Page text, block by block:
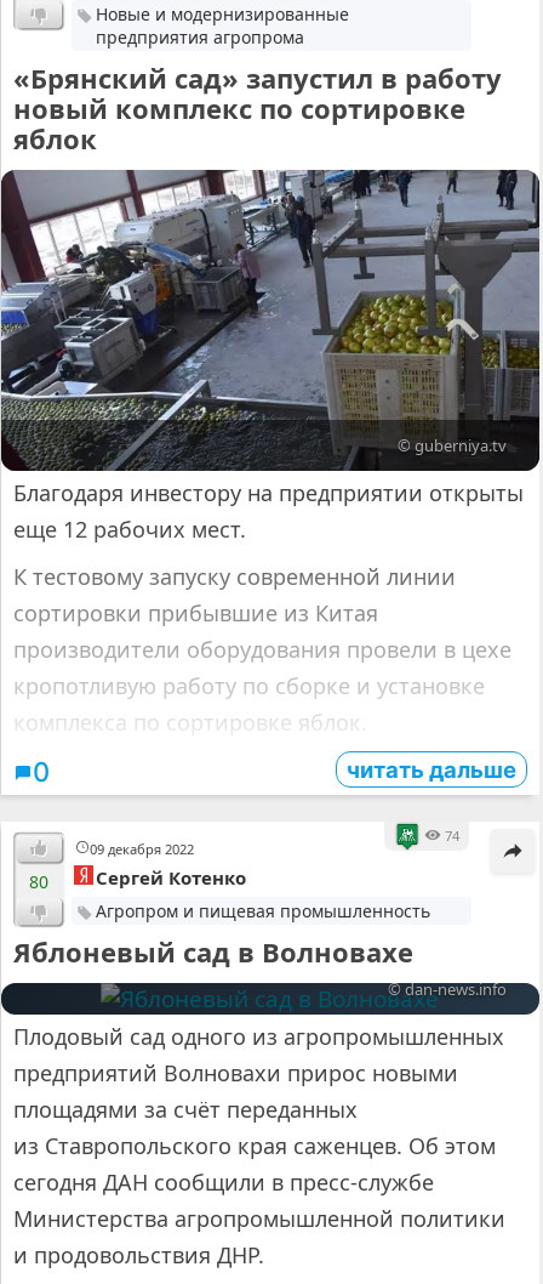
Новые и модернизированные
предприятия агропрома
«Брянский сад» запустил в работу
новый комплекс по сортировке
яблок
© guberniya.tv
Благодаря инвестору на предприятии открыты
еще 12 рабочих мест.
К тестовому запуску современной линии
сортировки прибывшие из Китая
производители оборудования провели в цехе
кропотливую работу по сборке и установке
комплекса по сортировке яблок.
0 читать дальше
09 декабря 2022
74
80 Сергей Котенко
Агропром и пищевая промышленность
Яблоневый сад в Волновахе
© dan-news.info
Плодовый сад одного из агропромышленных
предприятий Волновахи прирос новыми
площадями за счёт переданных
из Ставропольского края саженцев. Об этом
сегодня ДАН сообщили в пресс-службе
Министерства агропромышленной политики
и продовольствия ДНР.